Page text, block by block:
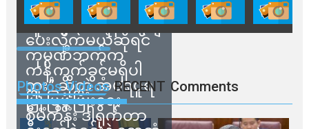
သက်ဆိုင်ရာတာဝန်ရှိ
သူတွေက ဂရန်တွေချ
ပေးလိုက်မယ်ဆိုရင်
ကုမ္ပဏီဘက်က
ကန့်ကွက်ခွင့်မရှိပါ
ဘူး” ဆိုတဲ့ အမရပူရ
မြို့ပြဖွံ့ဖြိုးရေး
စီမံကိန်း ဒါရိုက်တာ
Photos Videos RECENT Comments